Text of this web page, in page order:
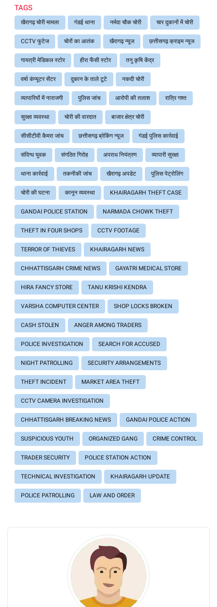
TAGS
खैरागढ़ चोरी मामला गंडई थाना नर्मदा चौक चोरी चार दुकानों में चोरी
CCTV फुटेज चोरों का आतंक खैरागढ़ न्यूज छत्तीसगढ़ क्राइम न्यूज
गायत्री मेडिकल स्टोर हीरा फैंसी स्टोर तनु कृषि केंद्र
वर्षा कंप्यूटर सेंटर दुकान के ताले टूटे नकदी चोरी
व्यापारियों में नाराजगी पुलिस जांच आरोपी की तलाश रात्रि गश्त
सुरक्षा व्यवस्था चोरी की वारदात बाजार क्षेत्र चोरी
सीसीटीवी कैमरा जांच छत्तीसगढ़ ब्रेकिंग न्यूज गंडई पुलिस कार्रवाई
संदिग्ध युवक संगठित गिरोह अपराध नियंत्रण व्यापारी सुरक्षा
थाना कार्रवाई तकनीकी जांच खैरागढ़ अपडेट पुलिस पेट्रोलिंग
चोरी की घटना कानून व्यवस्था KHAIRAGARH THEFT CASE
GANDAI POLICE STATION NARMADA CHOWK THEFT
THEFT IN FOUR SHOPS CCTV FOOTAGE
TERROR OF THIEVES KHAIRAGARH NEWS
CHHATTISGARH CRIME NEWS GAYATRI MEDICAL STORE
HIRA FANCY STORE TANU KRISHI KENDRA
VARSHA COMPUTER CENTER SHOP LOCKS BROKEN
CASH STOLEN ANGER AMONG TRADERS
POLICE INVESTIGATION SEARCH FOR ACCUSED
NIGHT PATROLLING SECURITY ARRANGEMENTS
THEFT INCIDENT MARKET AREA THEFT
CCTV CAMERA INVESTIGATION
CHHATTISGARH BREAKING NEWS GANDAI POLICE ACTION
SUSPICIOUS YOUTH ORGANIZED GANG CRIME CONTROL
TRADER SECURITY POLICE STATION ACTION
TECHNICAL INVESTIGATION KHAIRAGARH UPDATE
POLICE PATROLLING LAW AND ORDER